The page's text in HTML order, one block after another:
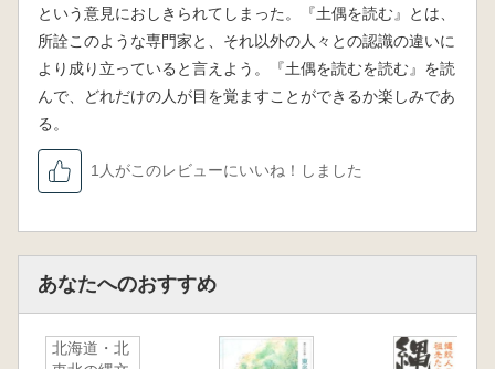
データは実際にはこういう意味のデータです
よ、こんな事柄があるんですよ、と、いくら言
葉を尽くしても、思い込んだ「物語」は頭から
出ていかない。たとえ頭では理解しても気持ち
を否定したら、自由な発想が出なくなってしま
うじゃないか」、「縄文時代は答えがないのだ
何度か言われている。
しかし、『土偶を読む』の説が学術に挑戦す
るのであれば、検証されることはまったくの本
内容にも責任が生じてくる。今さら「ネタです
よ」と言ったとしても手遅れでしょう。
という意見におしきられてしまった。『土偶を読む』とは、
所詮このような専門家と、それ以外の人々との認識の違いに
より成り立っていると言えよう。『土偶を読むを読む』を読
んで、どれだけの人が目を覚ますことができるか楽しみであ
る。
1人がこのレビューにいいね！しました
あなたへのおすすめ
北海道・北